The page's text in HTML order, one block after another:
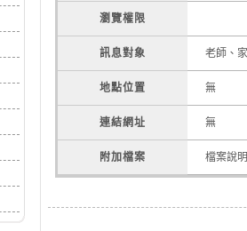
瀏覽權限
訊息對象 老師、
地點位置 無
連結網址 無
附加檔案 檔案說